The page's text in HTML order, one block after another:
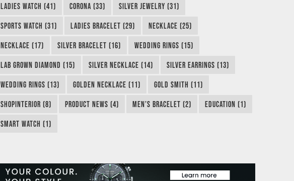
LADIES WATCH (41) CORONA (33) SILVER JEWELRY (31)
SPORTS WATCH (31) LADIES BRACELET (29) NECKLACE (25)
NECKLACE (17) SILVER BRACELET (16) WEDDING RINGS (15)
LAB GROWN DIAMOND (15) SILVER NECKLACE (14) SILVER EARRINGS (13)
WEDDING RINGS (13) GOLDEN NECKLACE (11) GOLD SMITH (11)
SHOPINTERIOR (8) PRODUCT NEWS (4) MEN’S BRACELET (2) EDUCATION (1)
SMART WATCH (1)